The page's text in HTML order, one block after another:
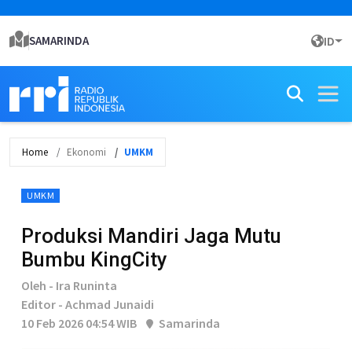
SAMARINDA ID
Home Ekonomi UMKM
UMKM
Produksi Mandiri Jaga Mutu
Bumbu KingCity
Oleh - Ira Runinta
Editor - Achmad Junaidi
10 Feb 2026 04:54 WIB
Samarinda